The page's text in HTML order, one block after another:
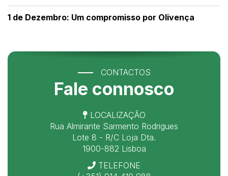
1 de Dezembro: Um compromisso por Olivença
CONTACTOS
Fale connosco
LOCALIZAÇÃO
Rua Almirante Sarmento Rodrigues
Lote 8 - R/C Loja Dta.
1900-882 Lisboa
TELEFONE